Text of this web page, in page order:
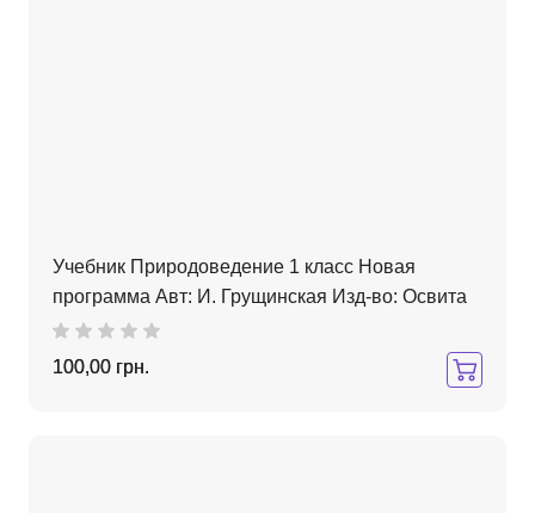
Учебник Природоведение 1 класс Новая
программа Авт: И. Грущинская Изд-во: Освита
100,00 грн.